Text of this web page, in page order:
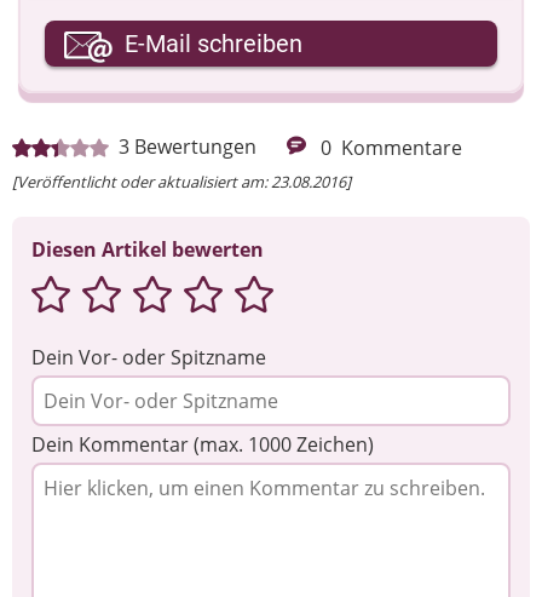
3 Bewertungen 0 Kommentare
[Veröffentlicht oder aktualisiert am: 23.08.2016]
Diesen Artikel bewerten
Dein Vor- oder Spitzname
Dein Kommentar (max. 1000 Zeichen)
Ihre E-Mail-Adresse
Ihre Nachricht
E-Mail schreiben